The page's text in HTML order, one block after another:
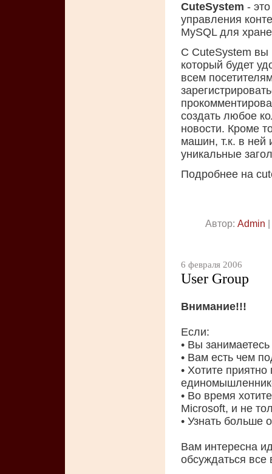
CuteSystem -
управления
MySQL для
С CuteSystem вы
который будет
всем
создать любое
новости. Кроме
машин, т.к. в ней
уникальные
Подробнее на
Автор: Admin
6 февраля 2006
User Group
Внимание!!!
Если:
• Вы
• Вам есть чем
• Хотите
• Во время
Microsoft, и не
• Узнать больше
Вам интересна
обсуждаться